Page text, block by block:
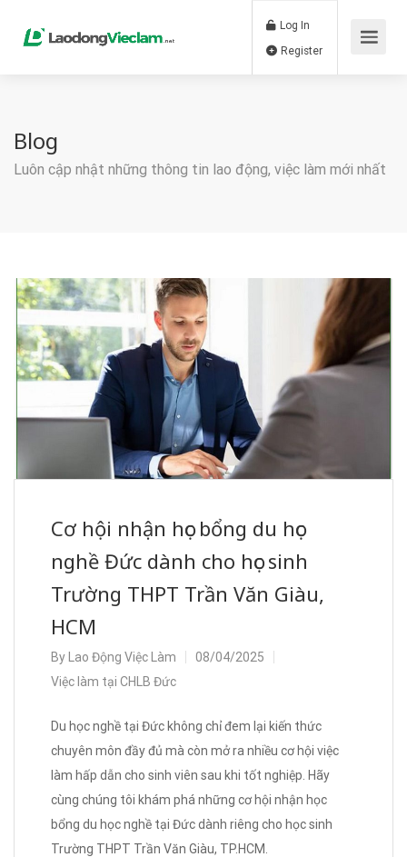
Log In
Blog
Luôn cập nhật những thông tin lao động, việc làm mới nhất
Cơ hội nhận học bổng du học
nghề Đức dành cho học sinh
Trường THPT Trần Văn Giàu,
HCM
By Lao Động Việc Làm
08/04/2025
Việc làm tại CHLB Đức
Du học nghề tại Đức không chỉ đem lại kiến thức
chuyên môn đầy đủ mà còn mở ra nhiều cơ hội việc
làm hấp dẫn cho sinh viên sau khi tốt nghiệp. Hãy
cùng chúng tôi khám phá những cơ hội nhận học
bổng du học nghề tại Đức dành riêng cho học sinh
Trường THPT Trần Văn Giàu, TP.HCM.